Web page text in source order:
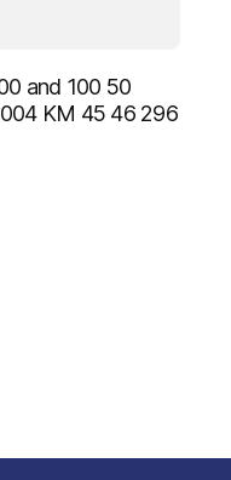
and 100 50
KM 45 46 296